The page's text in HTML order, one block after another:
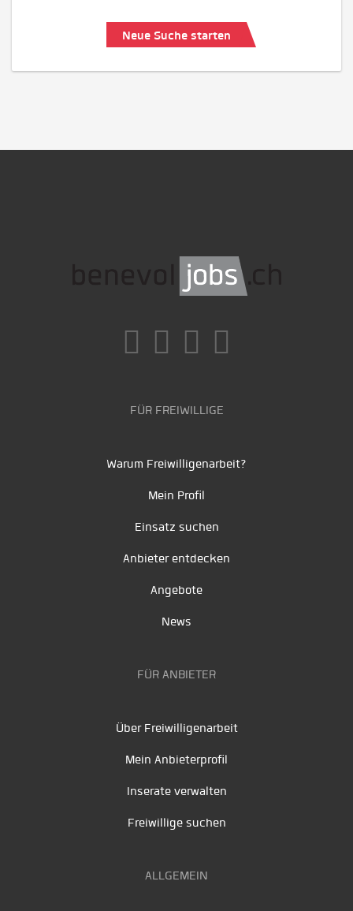
Neue Suche starten
FÜR FREIWILLIGE
Warum Freiwilligenarbeit?
Mein Profil
Einsatz suchen
Anbieter entdecken
Angebote
News
FÜR ANBIETER
Über Freiwilligenarbeit
Mein Anbieterprofil
Inserate verwalten
Freiwillige suchen
ALLGEMEIN